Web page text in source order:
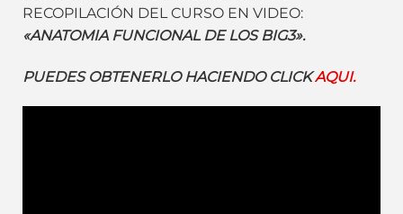
RECOPILACIÓN DEL CURSO EN VIDEO:
«ANATOMIA FUNCIONAL DE LOS BIG3».
PUEDES OBTENERLO HACIENDO CLICKAQUI.